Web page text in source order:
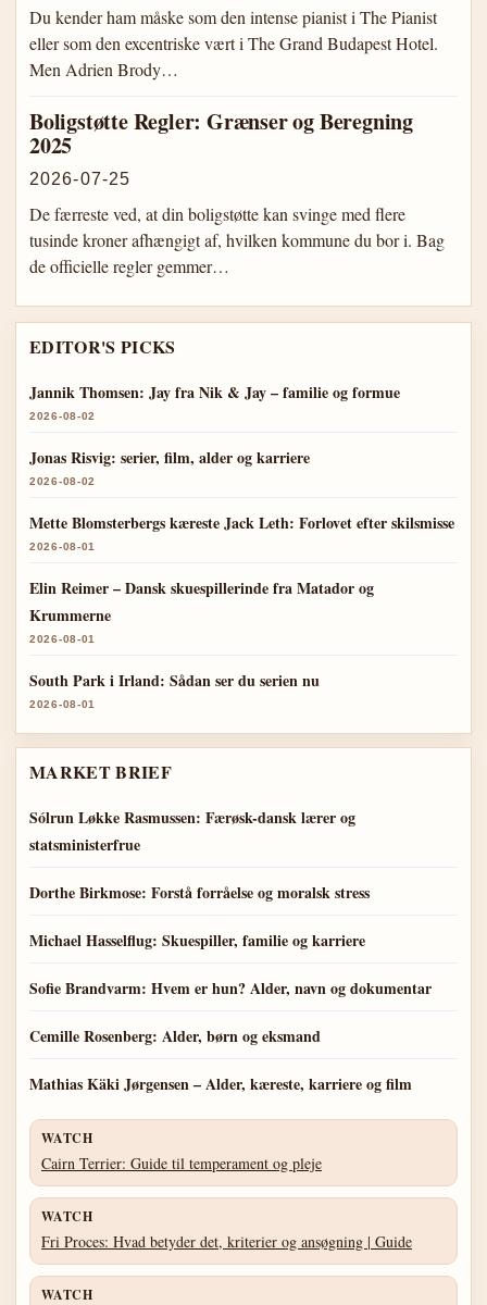
Du kender ham måske som den intense pianist i The Pianist
eller som den excentriske vært i The Grand Budapest Hotel.
Men Adrien Brody…
Boligstøtte Regler: Grænser og Beregning
2025
2026-07-25
De færreste ved, at din boligstøtte kan svinge med flere
tusinde kroner afhængigt af, hvilken kommune du bor i. Bag
de officielle regler gemmer…
EDITOR'S PICKS
Jannik Thomsen: Jay fra Nik & Jay – familie og formue
2026-08-02
Jonas Risvig: serier, film, alder og karriere
2026-08-02
Mette Blomsterbergs kæreste Jack Leth: Forlovet efter skilsmisse
2026-08-01
Elin Reimer – Dansk skuespillerinde fra Matador og
Krummerne
2026-08-01
South Park i Irland: Sådan ser du serien nu
2026-08-01
MARKET BRIEF
Sólrun Løkke Rasmussen: Færøsk-dansk lærer og
statsministerfrue
Dorthe Birkmose: Forstå forråelse og moralsk stress
Michael Hasselflug: Skuespiller, familie og karriere
Sofie Brandvarm: Hvem er hun? Alder, navn og dokumentar
Cemille Rosenberg: Alder, børn og eksmand
Mathias Käki Jørgensen – Alder, kæreste, karriere og film
WATCH
Cairn Terrier: Guide til temperament og pleje
WATCH
Fri Proces: Hvad betyder det, kriterier og ansøgning | Guide
WATCH